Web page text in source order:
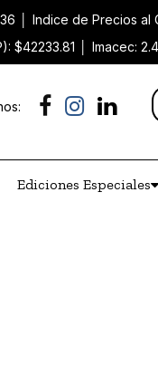
Indice de Precios al
$42233.81
Imacec: 2.4
Ediciones Especiales